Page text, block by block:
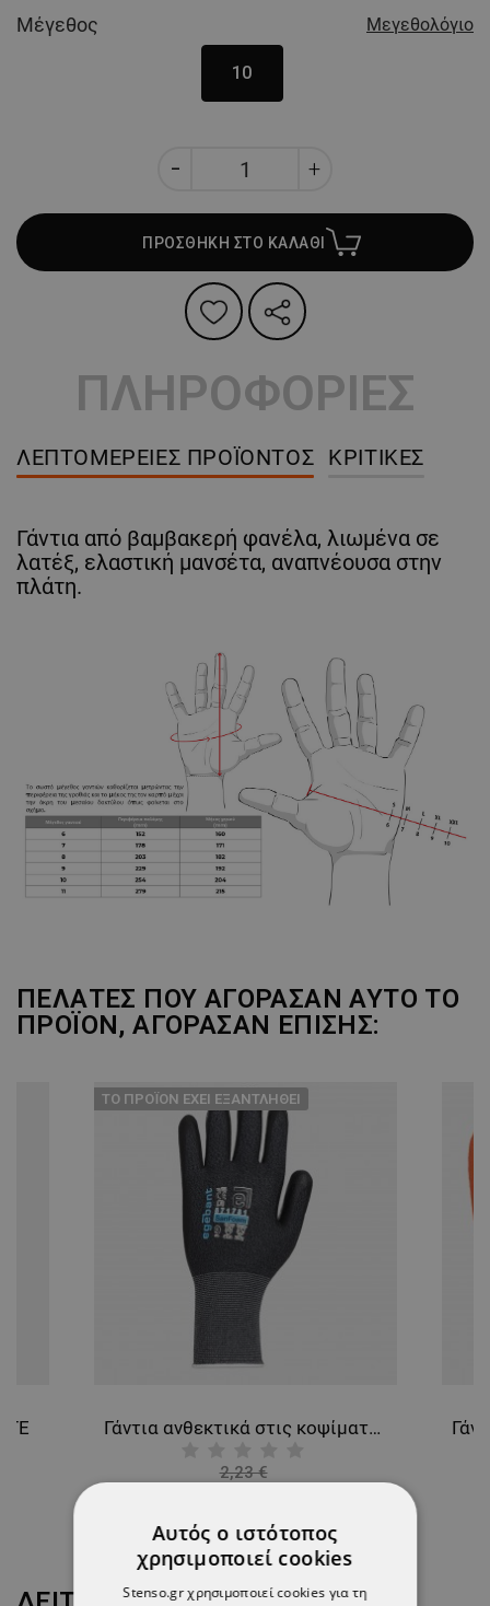
Μέγεθος Μεγεθολόγιο
10
ΠΡΟΣΘΗΚΗ ΣΤΟ ΚΑΛΑΘΙ
ΠΛΗΡΟΦΟΡΙΕΣ
ΛΕΠΤΟΜΈΡΕΙΕΣ ΠΡΟΪΌΝΤΟΣ ΚΡΙΤΙΚΈΣ
Γάντια από βαμβακερή φανέλα, λιωμένα σε
λατέξ, ελαστική μανσέτα, αναπνέουσα στην
πλάτη.
ΠΕΛΆΤΕΣ ΠΟΥ ΑΓΌΡΑΣΑΝ ΑΥΤΌ ΤΟ
ΠΡΟΪΌΝ, ΑΓΌΡΑΣΑΝ ΕΠΊΣΗΣ:
ТΟ ΠΡΟΪΌΝ ΈΧΕΙ ΕΞΑΝΤΛΗΘΕΊ
Γάντια ανθεκτικά στις κοψίματα βουτηγμένα σε αφρό νιτριλίου EGEBANT SANFOAM
2,23 €
Αυτός ο ιστότοπος
χρησιμοποιεί cookies
Stenso.gr χρησιμοποιεί cookies για τη